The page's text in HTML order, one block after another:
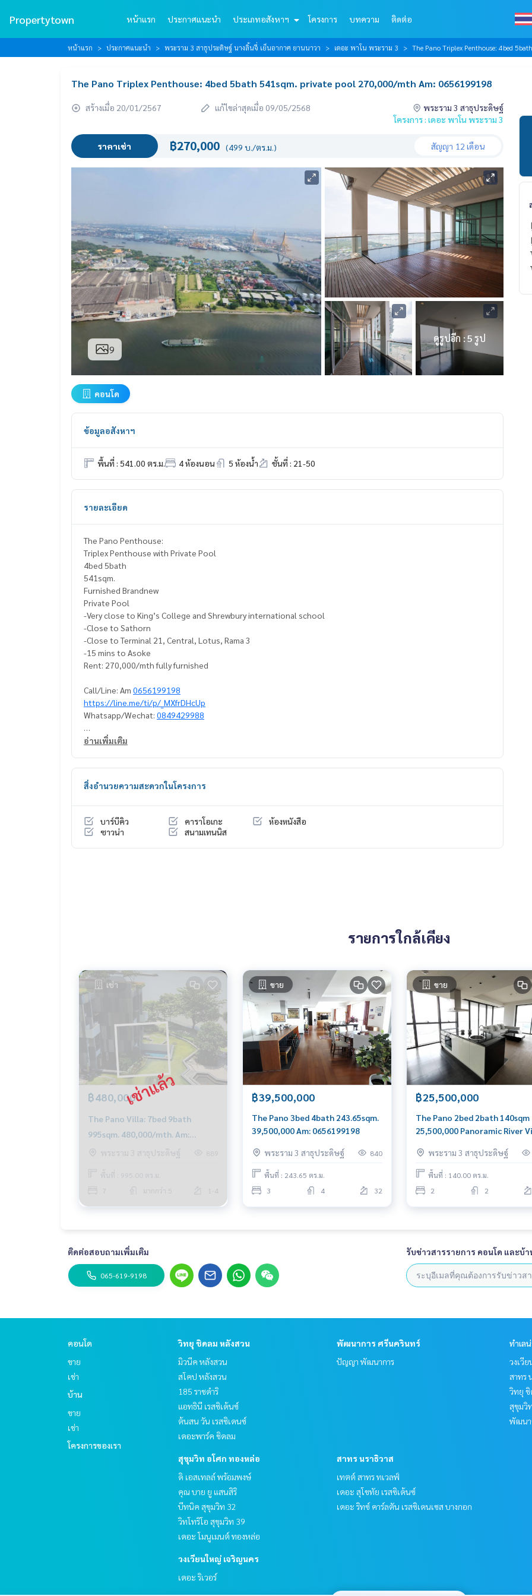
Propertytown หน้าแรก ประกาศแนะนำ ประเภทอสังหาฯ โครงการ บทความ ติดต่อ
หน้าแรก ประกาศแนะนำ พระราม 3 สาธุประดิษฐ์ นางลิ้นจี่ เย็นอากาศ ยานนาวา เดอะ พาโน พระราม 3 The Pano Triplex Penthouse: 4bed
The Pano Triplex Penthouse: 4bed 5bath 541sqm. private pool 270,000/mth Am: 0656199198
สร้างเมื่อ 20/01/2567 แก้ไขล่าสุดเมื่อ 09/05/2568
พระราม 3 สาธุประดิษฐ์
โครงการ : เดอะ พาโน พระราม 3
ราคาเช่า ฿270,000 (499 บ./ตร.ม.) สัญญา 12 เดือน
9
ดูรูปอีก : 5 รูป
คอนโด
ข้อมูลอสังหาฯ
พื้นที่ : 541.00 ตร.ม. 4 ห้องนอน 5 ห้องน้ำ ชั้นที่ : 21-50
รายละเอียด
The Pano Penthouse:
Triplex Penthouse with Private Pool
4bed 5bath
541sqm.
Furnished Brandnew
Private Pool
-Very close to King’s College and Shrewbury international school
-Close to Sathorn
-Close to Terminal 21, Central, Lotus, Rama 3
-15 mins to Asoke
Rent: 270,000/mth fully furnished
Call/Line: Am 0656199198
https://line.me/ti/p/_MXfrDHcUp
Whatsapp/Wechat: 0849429988
#thepano #thepano3bedforsale
#villaforrentnearsathorn #villaforrentwithprivatepool
#3bedcondorama3forsale #3bedcondonearKing'scollege
#riverviewcondoforsale #luxurycondorama3
#propertytown
อ่านเพิ่มเติม
สิ่งอำนวยความสะดวกในโครงการ
บาร์บีคิว คาราโอเกะ
ห้องหนังสือ
ซาวน่า
สนามเทนนิส
รายการใกล้เคียง
เช่า
฿480,000
The Pano Villa: 7bed 9bath
995sqm. 480,000/mth. Am:
0656199198
พระราม 3 สาธุประดิษฐ์ 889
พื้นที่ : 995.00 ตร.ม.
7
มากกว่า 5 1-4
ขาย
฿39,500,000
The Pano 3bed 4bath 243.65sqm.
39,500,000 Am: 0656199198
พระราม 3 สาธุประดิษฐ์ 840
พื้นที่ : 243.65 ตร.ม.
3
4 32
ขาย
฿25,500,000
The Pano 2bed 2bath 140sqm
25,500,000 Panoramic River
0656199198Whatsapp/
0849429988
พระราม 3 สาธุประดิษฐ์
พื้นที่ : 140.00 ตร.ม.
2
2
ติดต่อสอบถามเพิ่มเติม
065-619-9198
รับข่าวสารรายการ คอนโด และบ้า
คอนโด
ขาย
เช่า
บ้าน
ขาย
เช่า
โครงการของเรา
วิทยุ ชิดลม หลังสวน
มิวนีค หลังสวน
สโคป หลังสวน
185 ราชดำริ
แอทธินี เรสซิเด้นซ์
ต้นสน วัน เรสซิเดนซ์
เดอะพาร์ค ชิดลม
พัฒนาการ ศรีนครินทร์
ปัญญา พัฒนาการ
สุขุมวิท อโศก ทองหล่อ
ดิ เอสเทลล์ พร้อมพงษ์
คุณ บาย ยู แสนสิริ
บีทนิค สุขุมวิท 32
วิทโทริโอ สุขุมวิท 39
เดอะ โมนูเมนต์ ทองหล่อ
สาทร นราธิวาส
เทตต์ สาทร ทเวลฟ์
เดอะ สุโขทัย เรสซิเด้นซ์
เดอะ ริทซ์ คาร์ลตัน เรสซิเดนเซส บางกอก
วงเวียนใหญ่ เจริญนคร
เดอะ ริเวอร์
ทำเล
วงเวี
สาทร
วิทยุ
สุขุมวิ
พัฒนา